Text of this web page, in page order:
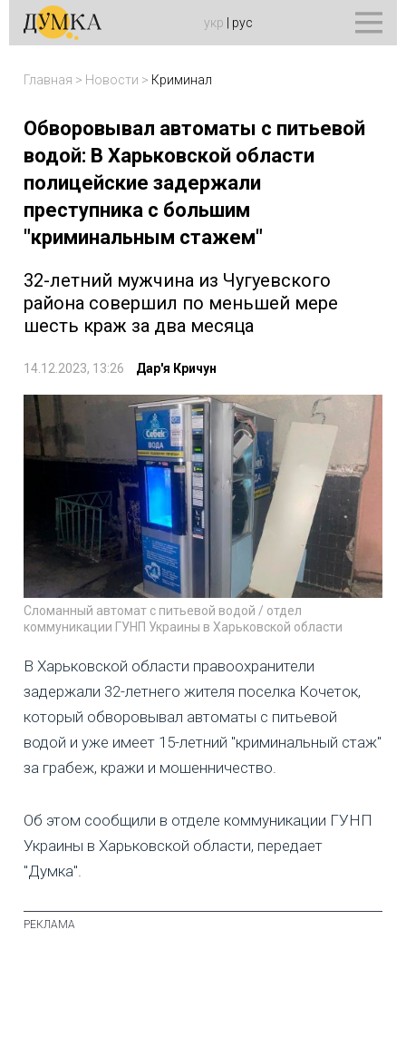
укр рус
Главная > Новости > Криминал
Обворовывал автоматы с питьевой
водой: В Харьковской области
полицейские задержали
преступника с большим
"криминальным стажем"
32-летний мужчина из Чугуевского
района совершил по меньшей мере
шесть краж за два месяца
14.12.2023, 13:26 Дар'я Кричун
Сломанный автомат с питьевой водой / отдел
коммуникации ГУНП Украины в Харьковской области
В Харьковской области правоохранители
задержали 32-летнего жителя поселка Кочеток,
который обворовывал автоматы с питьевой
водой и уже имеет 15-летний "криминальный стаж"
за грабеж, кражи и мошенничество.
Об этом сообщили в отделе коммуникации ГУНП
Украины в Харьковской области, передает
"Думка".